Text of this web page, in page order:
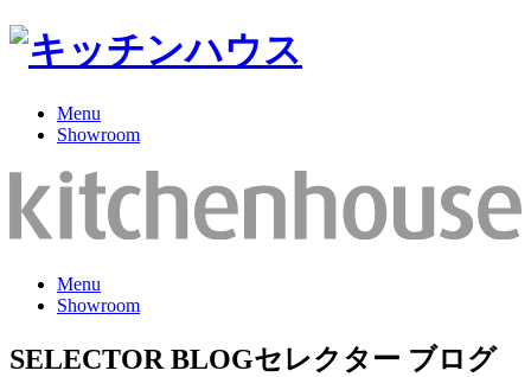
Menu
Showroom
Menu
Showroom
SELECTOR BLOGセレクター ブログ